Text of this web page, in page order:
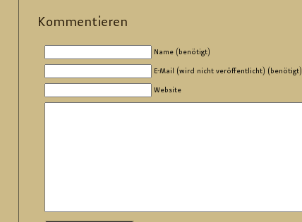
Kom­men­tie­ren
Name (benötigt)
E-Mail (wird nicht veröffentlicht) (benötigt)
Website